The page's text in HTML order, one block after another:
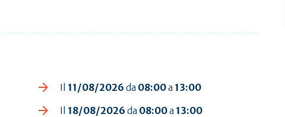
Il 11/08/2026 da 08:00a 13:00
Il 18/08/2026 da 08:00a 13:00